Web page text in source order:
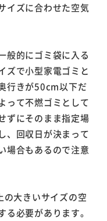
イズに合わせた空気
般的にゴミ袋に入る
ズで小型家電ゴミと
行きが50cm以下だ
って不燃ゴミとして
ずにそのまま指定場
、回収日が決まって
場合もあるので注意
大きいサイズの空
必要があります。